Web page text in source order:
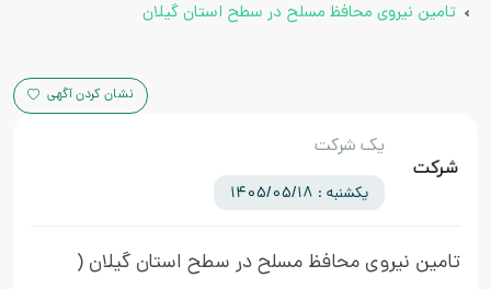
تامین نیروی محافظ مسلح در سطح استان گیلان
نشان کردن آگهی
یک شرکت
یکشنبه : 1405/05/18
تامین نیروی محافظ مسلح در سطح استان گیلان (